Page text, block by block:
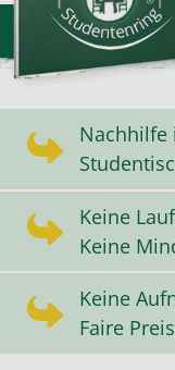
Nachhilfe
Keine
Keine
Keine
Faire